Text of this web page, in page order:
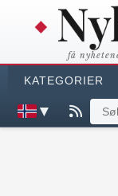
få
KATEGORIER
▼